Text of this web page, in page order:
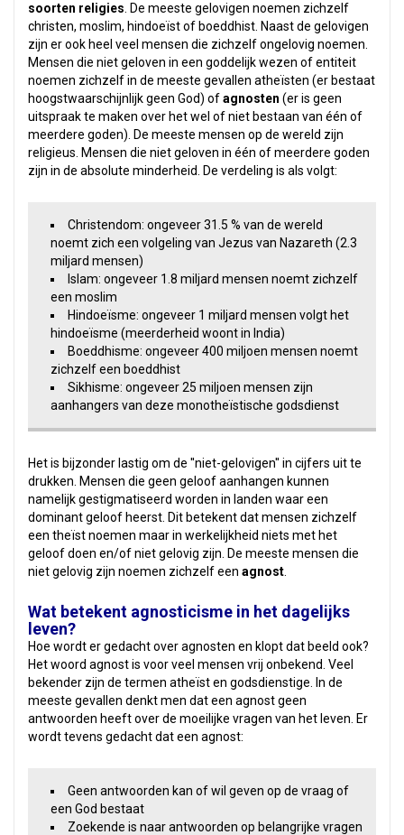
soorten religies . De meeste gelovigen noemen zichzelf
christen, moslim, hindoeïst of boeddhist. Naast de gelovigen
zijn er ook heel veel mensen die zichzelf ongelovig noemen.
Mensen die niet geloven in een goddelijk wezen of entiteit
noemen zichzelf in de meeste gevallen atheïsten (er bestaat
hoogstwaarschijnlijk geen God) ofagnosten (er is geen
uitspraak te maken over het wel of niet bestaan van één of
meerdere goden). De meeste mensen op de wereld zijn
religieus. Mensen die niet geloven in één of meerdere goden
zijn in de absolute minderheid. De verdeling is als volgt:
Christendom: ongeveer 31.5 % van de wereld
noemt zich een volgeling van Jezus van Nazareth (2.3
miljard mensen)
Islam: ongeveer 1.8 miljard mensen noemt zichzelf
een moslim
Hindoeïsme: ongeveer 1 miljard mensen volgt het
hindoeïsme (meerderheid woont in India)
Boeddhisme: ongeveer 400 miljoen mensen noemt
zichzelf een boeddhist
Sikhisme: ongeveer 25 miljoen mensen zijn
aanhangers van deze monotheïstische godsdienst
Het is bijzonder lastig om de ''niet-gelovigen'' in cijfers uit te
drukken. Mensen die geen geloof aanhangen kunnen
namelijk gestigmatiseerd worden in landen waar een
dominant geloof heerst. Dit betekent dat mensen zichzelf
een theïst noemen maar in werkelijkheid niets met het
geloof doen en/of niet gelovig zijn. De meeste mensen die
niet gelovig zijn noemen zichzelf een agnost
Wat betekent agnosticisme in het dagelijks
leven?
Hoe wordt er gedacht over agnosten en klopt dat beeld ook?
Het woord agnost is voor veel mensen vrij onbekend. Veel
bekender zijn de termen atheïst en godsdienstige. In de
meeste gevallen denkt men dat een agnost geen
antwoorden heeft over de moeilijke vragen van het leven. Er
wordt tevens gedacht dat een agnost:
Geen antwoorden kan of wil geven op de vraag of
een God bestaat
Zoekende is naar antwoorden op belangrijke vragen